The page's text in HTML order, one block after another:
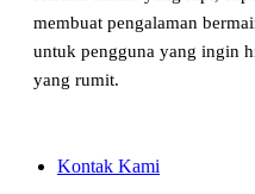
membuat pengalaman
untuk pengguna yang ingin
yang rumit.
Kontak Kami